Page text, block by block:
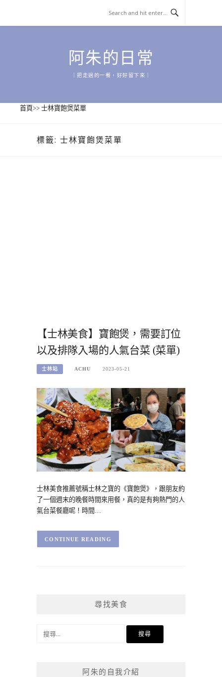
content
阿朱的日常
｜把走過的一餐，好好留下來｜
首頁>> 士林寶飽煲菜單
標籤: 士林寶飽煲菜單
【士林美食】寶飽煲，需要訂位
以及排隊入場的人氣台菜 (菜單)
士林站 ACHU 2023-05-21
士林美食推薦號稱士林之寶的《寶飽煲》，跟朋友約
了一個週末的晚餐時間來用餐，真的是有夠熱門的人
氣台菜餐廳呢！時間…
CONTINUE READING
尋找美食
阿朱的自我介紹